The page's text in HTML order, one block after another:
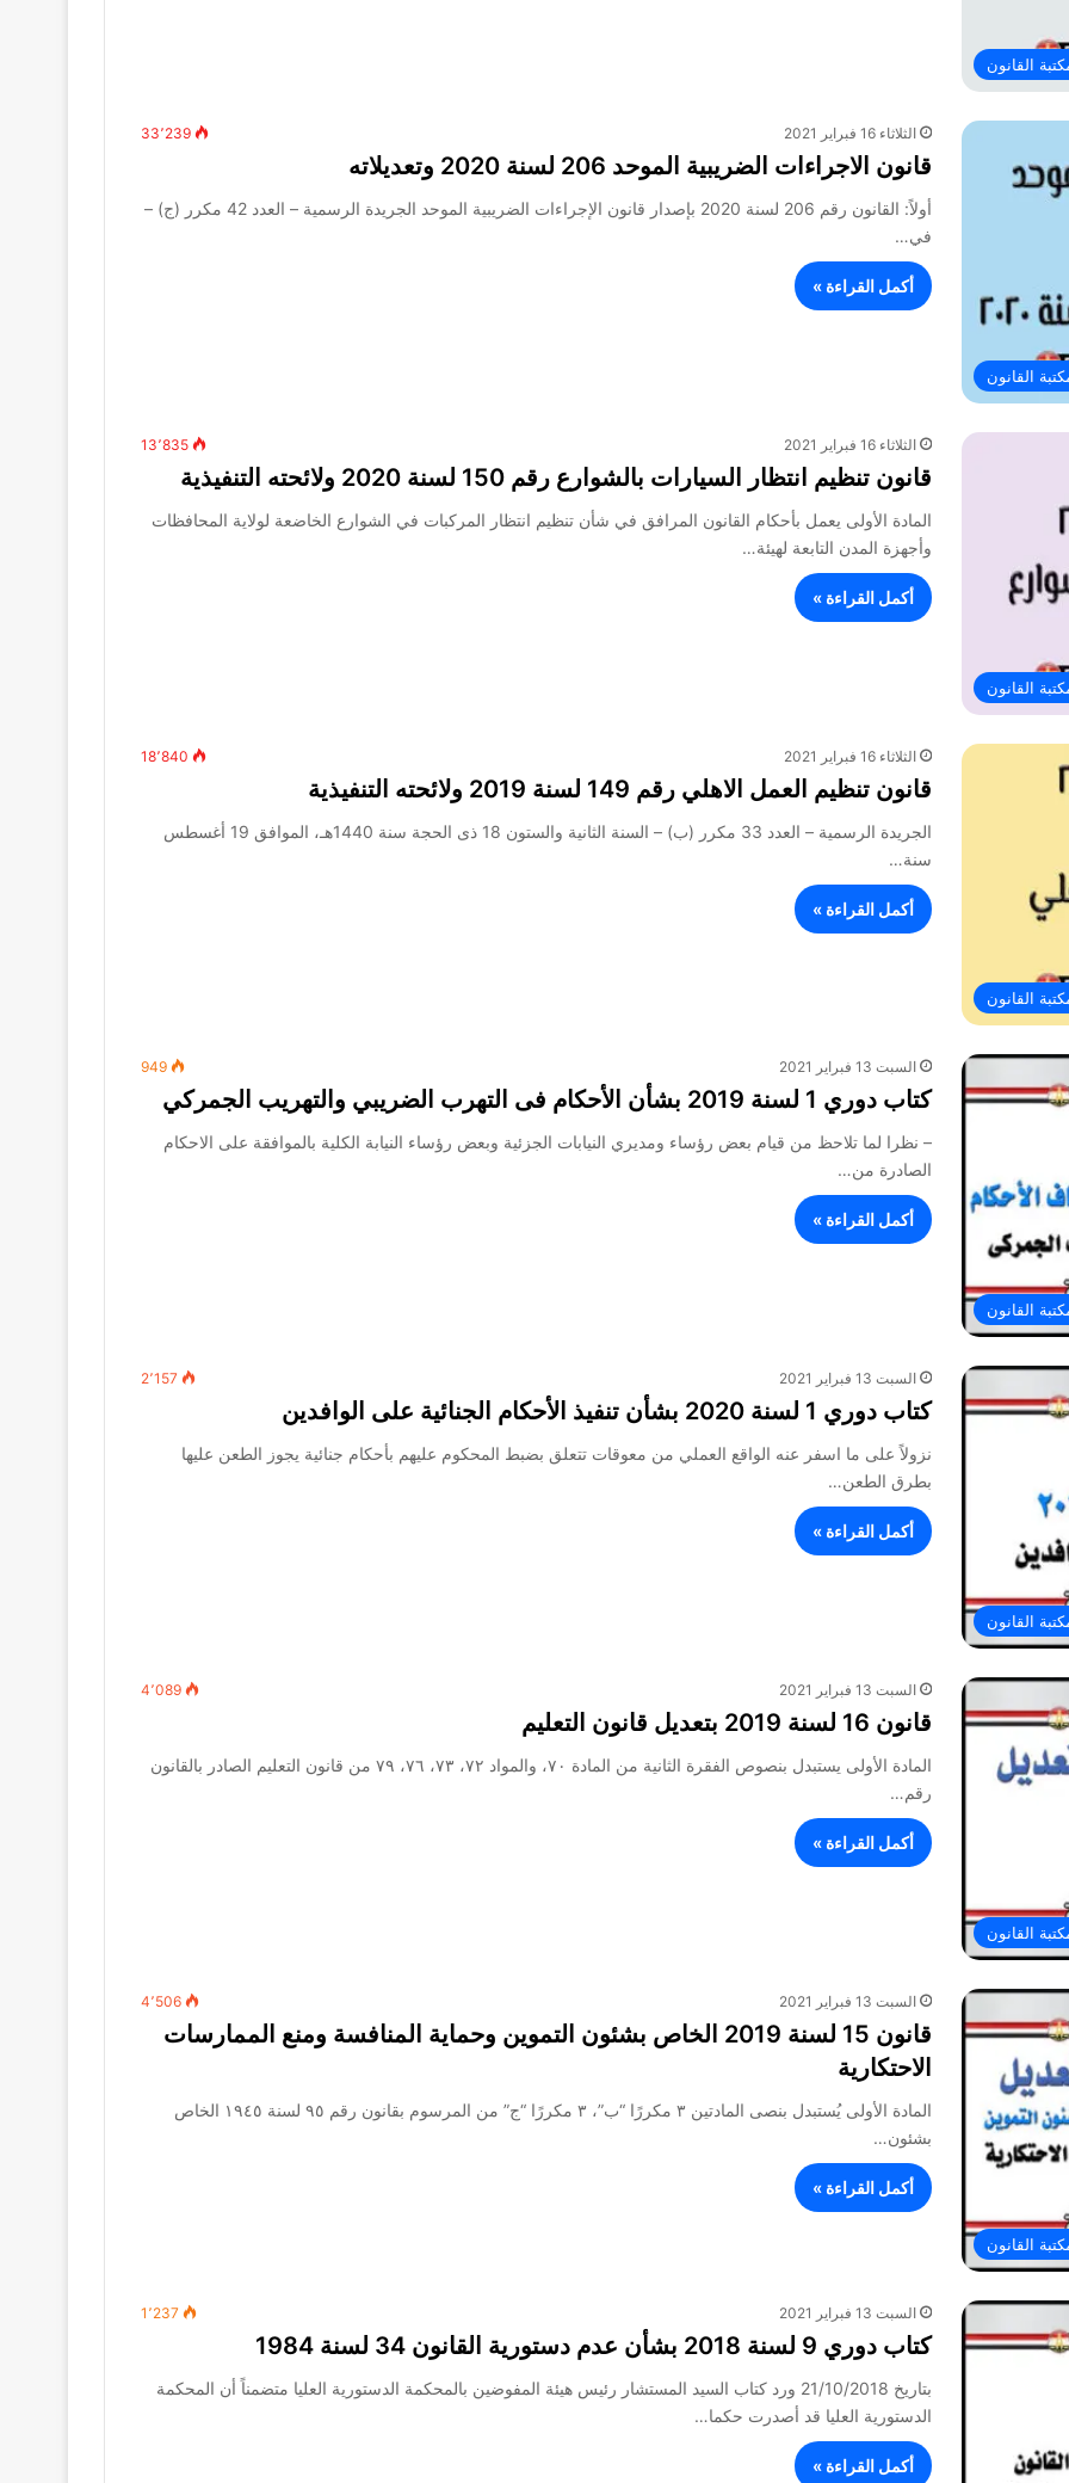
القانون
القانون
الثلاثاء 16 فبراير 2021 33٬239
قانون الاجراءات الضريبية الموحد 206 لسنة 2020 وتعديلاته
أولاً: القانون رقم 206 لسنة 2020 بإصدار قانون الإجراءات الضريبية الموحد الجريدة الرسمية – العدد 42 مكرر (ج) –
في…
أكمل القراءة »
القانون
الثلاثاء 16 فبراير 2021 13٬835
قانون تنظيم انتظار السيارات بالشوارع رقم 150 لسنة 2020 ولائحته التنفيذية
المادة الأولى يعمل بأحكام القانون المرافق في شأن تنظيم انتظار المركبات في الشوارع الخاضعة لولاية المحافظات
وأجهزة المدن التابعة لهيئة…
أكمل القراءة »
القانون
الثلاثاء 16 فبراير 2021 18٬840
قانون تنظيم العمل الاهلي رقم 149 لسنة 2019 ولائحته التنفيذية
الجريدة الرسمية – العدد 33 مكرر (ب) – السنة الثانية والستون 18 ذى الحجة سنة 1440هـ، الموافق 19 أغسطس
سنة…
أكمل القراءة »
القانون
السبت 13 فبراير 2021 949
كتاب دوري 1 لسنة 2019 بشأن الأحكام فى التهرب الضريبي والتهريب الجمركي
– نظرا لما تلاحظ من قيام بعض رؤساء ومديري النيابات الجزئية وبعض رؤساء النيابة الكلية بالموافقة على الاحكام
الصادرة من…
أكمل القراءة »
القانون
السبت 13 فبراير 2021 2٬157
كتاب دوري 1 لسنة 2020 بشأن تنفيذ الأحكام الجنائية على الوافدين
نزولاً على ما اسفر عنه الواقع العملي من معوقات تتعلق بضبط المحكوم عليهم بأحكام جنائية يجوز الطعن عليها
بطرق الطعن…
أكمل القراءة »
القانون
السبت 13 فبراير 2021 4٬089
قانون 16 لسنة 2019 بتعديل قانون التعليم
المادة الأولى يستبدل بنصوص الفقرة الثانية من المادة ٧٠، والمواد ٧٢، ٧٣، ٧٦، ٧٩ من قانون التعليم الصادر بالقانون
رقم…
أكمل القراءة »
القانون
السبت 13 فبراير 2021 4٬506
قانون 15 لسنة 2019 الخاص بشئون التموين وحماية المنافسة ومنع الممارسات
الاحتكارية
المادة الأولى يُستبدل بنصى المادتين ٣ مكررًا “ب”، ٣ مكررًا “ج” من المرسوم بقانون رقم ٩٥ لسنة ١٩٤٥ الخاص
بشئون…
أكمل القراءة »
السبت 13 فبراير 2021 1٬237
كتاب دوري 9 لسنة 2018 بشأن عدم دستورية القانون 34 لسنة 1984
بتاريخ 21/10/2018 ورد كتاب السيد المستشار رئيس هيئة المفوضين بالمحكمة الدستورية العليا متضمناً أن المحكمة
الدستورية العليا قد أصدرت حكما…
أكمل القراءة »